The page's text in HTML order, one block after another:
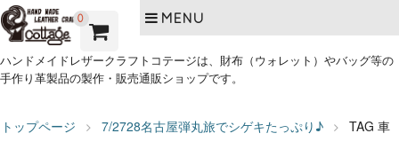
0 MENU
ハンドメイドレザークラフトコテージは、財布（ウォレット）やバッグ等の
手作り革製品の製作・販売通販ショップです。
トップページ 7/2728名古屋弾丸旅でシゲキたっぷり♪ TAG 車